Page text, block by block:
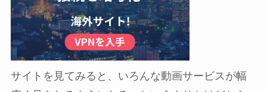
サイトを見てみると、いろんな動画サービスが幅